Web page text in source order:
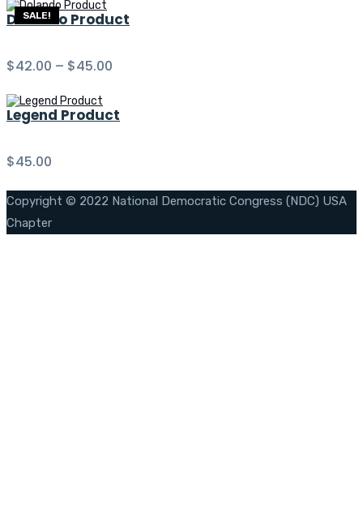
SALE!
Dolando Product
$42.00 – $45.00
Legend Product
$45.00
Copyright © 2022 National Democratic Congress (NDC) USA
Chapter